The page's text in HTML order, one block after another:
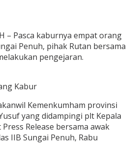
– Pasca kaburnya empat orang
Penuh, pihak Rutan bersama
pengejaran.
Kabur
Kemenkumham provinsi
yang didampingi plt Kepala
Release bersama awak
IIB Sungai Penuh, Rabu